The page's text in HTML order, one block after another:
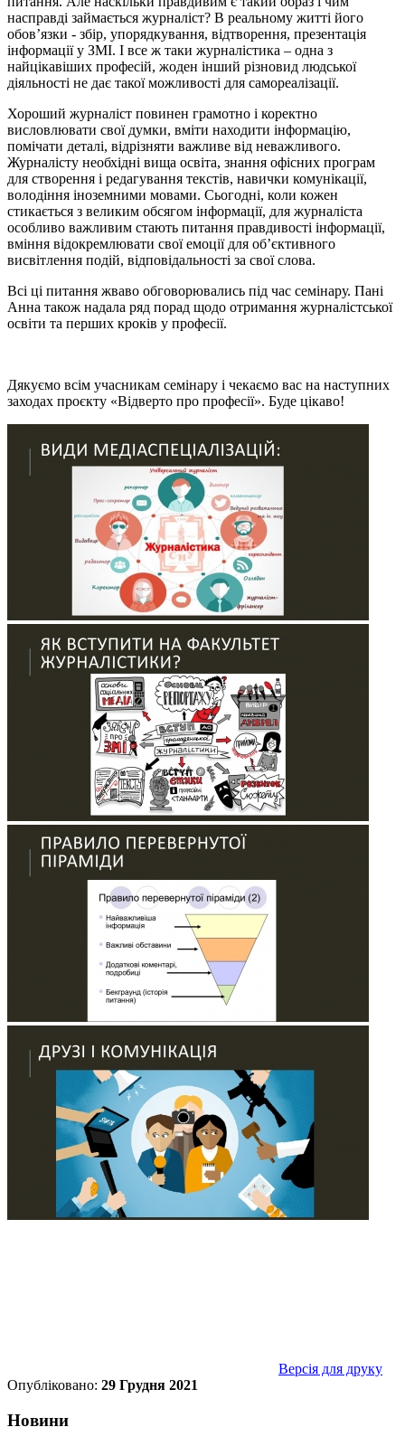
насправді займається журналіст? В реальному житті його
обов’язки - збір, упорядкування, відтворення, презентація
інформації у ЗМІ. І все ж таки журналістика – одна з
найцікавіших професій, жоден інший різновид людської
діяльності не дає такої можливості для самореалізації.
Хороший журналіст повинен грамотно і коректно
висловлювати свої думки, вміти находити інформацію,
помічати деталі, відрізняти важливе від неважливого.
Журналісту необхідні вища освіта, знання офісних програм
для створення і редагування текстів, навички комунікації,
володіння іноземними мовами. Сьогодні, коли кожен
стикається з великим обсягом інформації, для журналіста
особливо важливим стають питання правдивості інформації,
вміння відокремлювати свої емоції для об’єктивного
висвітлення подій, відповідальності за свої слова.
Всі ці питання жваво обговорювались під час семінару. Пані
Анна також надала ряд порад щодо отримання журналістської
освіти та перших кроків у професії.
Дякуємо всім учасникам семінару і чекаємо вас на наступних
заходах проєкту «Відверто про професії». Буде цікаво!
Версія для друку
Опубліковано: 29 Грудня 2021
Новини